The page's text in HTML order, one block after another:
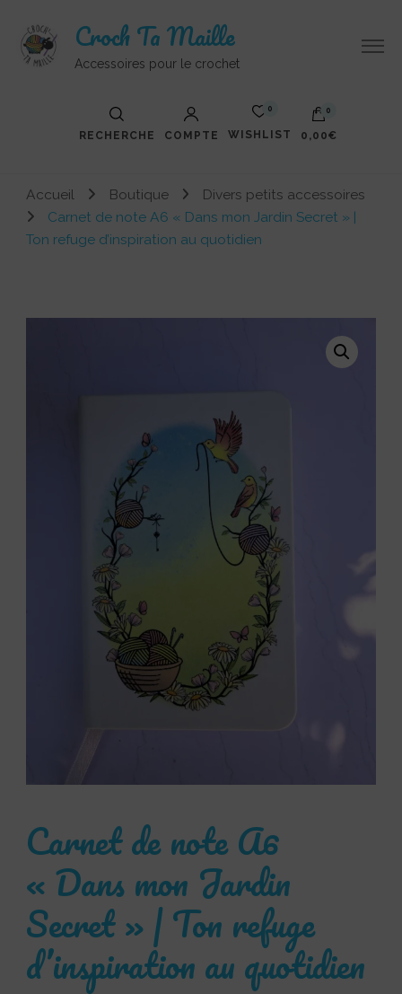
Croch Ta Maille
Accessoires pour le crochet
RECHERCHE COMPTE
0
WISHLIST
0
0,00€
Votre panier est vide.
Accueil Boutique
Divers petits accessoires
Carnet de note A6 « Dans mon Jardin Secret » |
Ton refuge d’inspiration au quotidien
Carnet de note A6
« Dans mon Jardin
Secret » | Ton refuge
d’inspiration au quotidien